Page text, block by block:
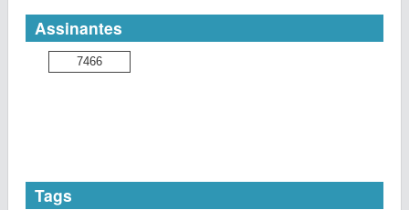
Assinantes
7466
Tags